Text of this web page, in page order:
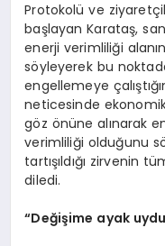
Protokolü ve
başlayan Karataş,
enerji verimliliği
söyleyerek bu
engellemeye
neticesinde
göz önüne alınarak
verimliliği olduğunu
tartışıldığı zirvenin
diledi.
“Değişime ayak